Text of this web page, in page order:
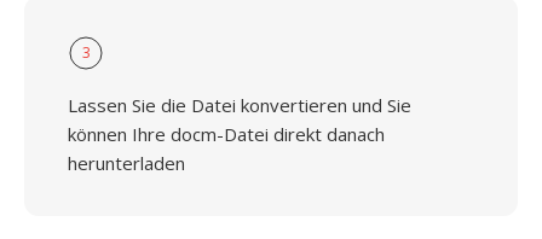
3
Lassen Sie die Datei konvertieren und Sie
können Ihre docm-Datei direkt danach
herunterladen